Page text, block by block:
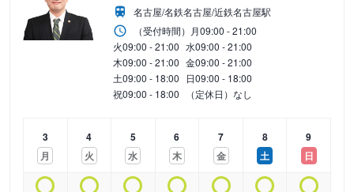
名古屋/名鉄名古屋/近鉄名古屋駅
（受付時間） 月09:00 - 21:00
火09:00 - 21:00 水09:00 - 21:00
木09:00 - 21:00 金09:00 - 21:00
土09:00 - 18:00 日09:00 - 18:00
祝09:00 - 18:00 （定休日）なし
3
月
4
火
5
水
6
木
7
金
8
土
9
日